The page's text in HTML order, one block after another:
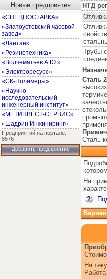
Новые предприятия
«СПЕЦПОСТАВКА»
«Златоустовский часовой
завод»
«Лантан»
«Резинотехника»
«Волчематьев А.Ю.»
«Электроресурс»
«СК-Полимеры»
«Научно-
исследовательский
инженерный институт»
«МЕТИНВЕСТ-СЕРВИС»
«Шадрин Инжиниринг»
Предприятий на портале:
8576
Добавить предприятие
НТД
Трубы
Сталь
Сталь
На
На